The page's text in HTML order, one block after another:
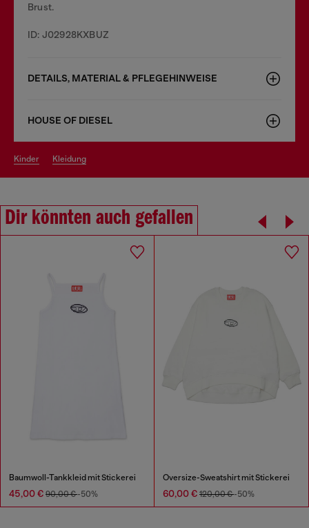
Brust.
ID: J02928KXBUZ
DETAILS, MATERIAL & PFLEGEHINWEISE
HOUSE OF DIESEL
kinder kleidung
Dir könnten auch gefallen
Baumwoll-Tankkleid mit Stickerei
45,00 € 90,00 €-50%
Oversize-Sweatshirt mit Stickerei
60,00 € 120,00 €-50%